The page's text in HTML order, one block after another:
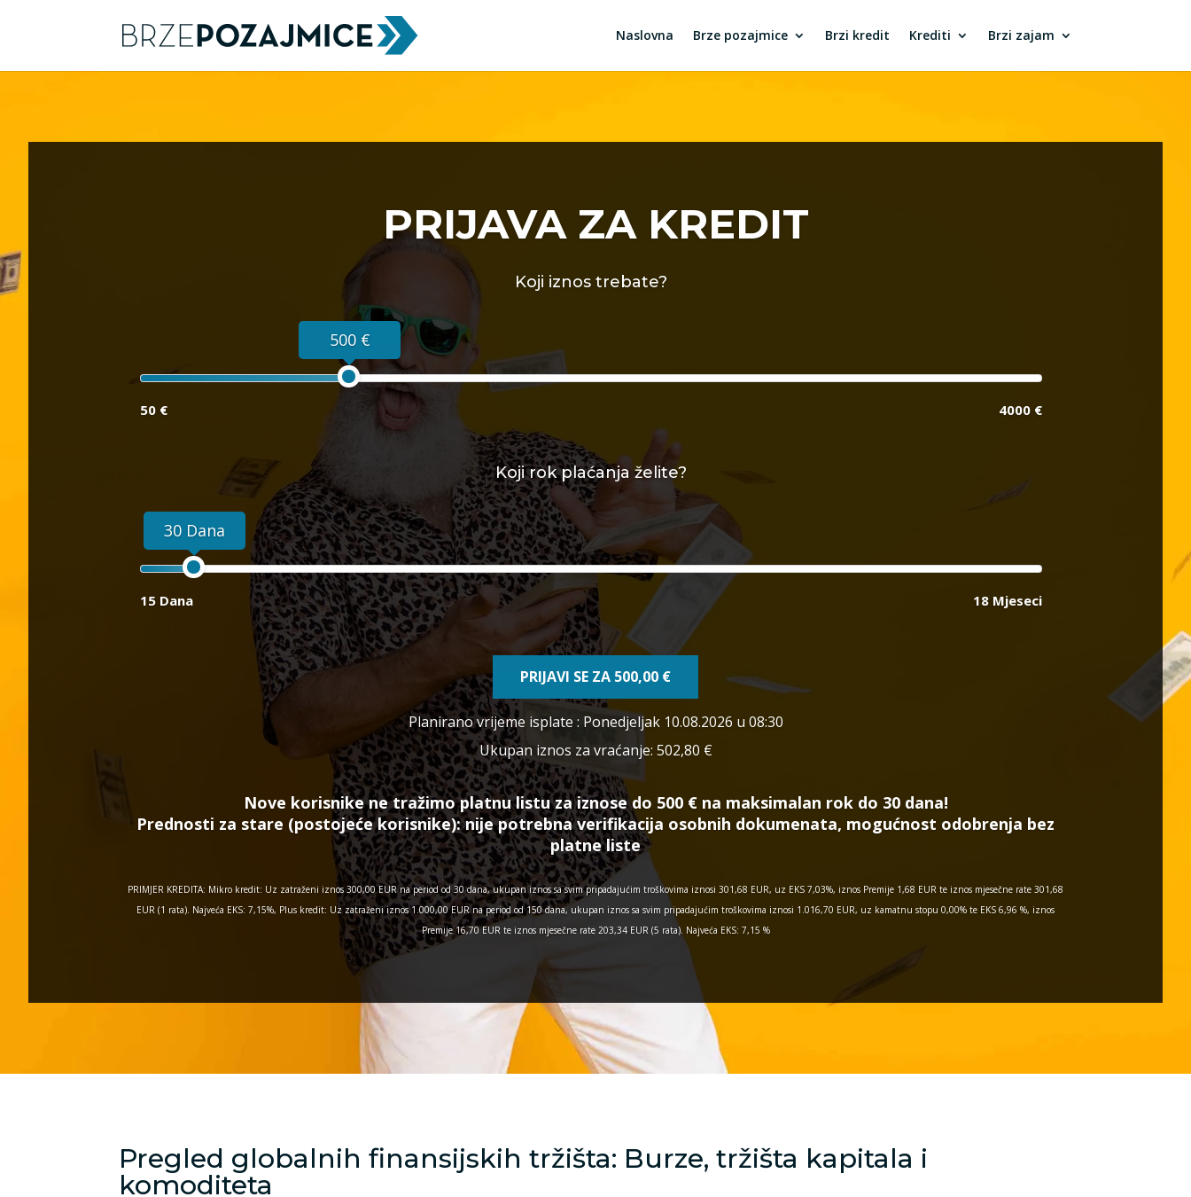
Naslovna Brze pozajmice Brzi kredit Krediti Brzi zajam
PRIJAVA ZA KREDIT
Koji iznos trebate?
500 €
50 € 4000 €
Koji rok plaćanja želite?
30 Dana
15 Dana 18 Mjeseci
PRIJAVI SE ZA 500,00 €
Planirano vrijeme isplate : Ponedjeljak 10.08.2026 u 08:30
Ukupan iznos za vraćanje: 502,80 €
Nove korisnike ne tražimo platnu listu za iznose do 500 € na maksimalan rok do 30 dana!
Prednosti za stare (postojeće korisnike): nije potrebna verifikacija osobnih dokumenata, mogućnost odobrenja bez
platne liste
PRIMJER KREDITA: Mikro kredit: Uz zatraženi iznos 300,00 EUR na period od 30 dana, ukupan iznos sa svim pripadajućim troškovima iznosi 301,68 EUR, uz EKS 7,03%, iznos Premije 1,68 EUR te iznos mjesečne rate 301,68
EUR (1 rata). Najveća EKS: 7,15%, Plus kredit: Uz zatraženi iznos 1.000,00 EUR na period od 150 dana, ukupan iznos sa svim pripadajućim troškovima iznosi 1.016,70 EUR, uz kamatnu stopu 0,00% te EKS 6,96 %, iznos
Premije 16,70 EUR te iznos mjesečne rate 203,34 EUR (5 rata). Najveća EKS: 7,15 %
Pregled globalnih finansijskih tržišta: Burze, tržišta kapitala i
komoditeta